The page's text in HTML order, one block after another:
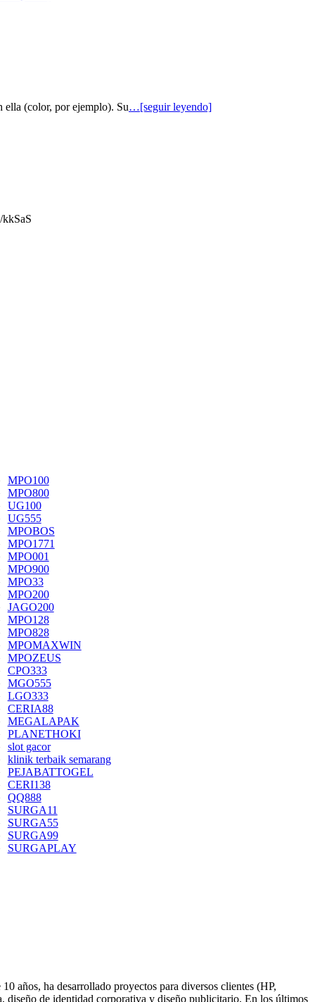
ella (color, por ejemplo). Su…[seguir leyendo]
kkSaS
MPO100
MPO800
UG100
UG555
MPOBOS
MPO1771
MPO001
MPO900
MPO33
MPO200
JAGO200
MPO128
MPO828
MPOMAXWIN
MPOZEUS
CPO333
MGO555
LGO333
CERIA88
MEGALAPAK
PLANETHOKI
slot gacor
klinik terbaik semarang
PEJABATTOGEL
CERI138
QQ888
SURGA11
SURGA55
SURGA99
SURGAPLAY
años, ha desarrollado proyectos para diversos clientes (HP,
de identidad corporativa y diseño publicitario. En los últimos